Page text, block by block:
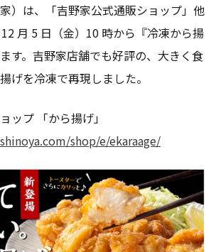
わり 吉野家の歴史
）は、「吉野家公式通販ショップ」他
月 5 日（金）10 時から『冷凍から揚
す。吉野家店舗でも好評の、大きく食
げを冷凍で再現しました。
ップ 「から揚げ」
shop/e/ekaraage/